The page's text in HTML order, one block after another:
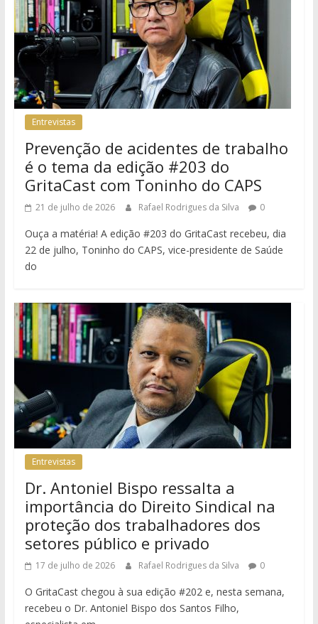
Entrevistas
Prevenção de acidentes de trabalho
é o tema da edição #203 do
GritaCast com Toninho do CAPS
21 de julho de 2026 Rafael Rodrigues da Silva 0
Ouça a matéria! A edição #203 do GritaCast recebeu, dia
22 de julho, Toninho do CAPS, vice-presidente de Saúde
do
Entrevistas
Dr. Antoniel Bispo ressalta a
importância do Direito Sindical na
proteção dos trabalhadores dos
setores público e privado
17 de julho de 2026 Rafael Rodrigues da Silva 0
O GritaCast chegou à sua edição #202 e, nesta semana,
recebeu o Dr. Antoniel Bispo dos Santos Filho,